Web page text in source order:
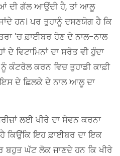
ਦੀ ਗੱਲ ਆਉਂਦੀ ਹੈ, ਤਾਂ ਆਲੂ
ਹਨ। ਪਰ ਤੁਹਾਨੂੰ ਦਸਣਯੋਗ ਹੈ ਕਿ
’ਚ ਫ਼ਾਈਬਰ ਹੋਣ ਦੇ ਨਾਲ-ਨਾਲ
ਵਿਟਾਮਿਨਾਂ ਦਾ ਸਰੋਤ ਵੀ ਹੁੰਦਾ
ਕਰਨ ਵਿਚ ਤੁਹਾਡੀ ਕਾਫ਼ੀ
ਦੇ ਛਿਲਕੇ ਦੇ ਨਾਲ ਆਲੂ ਦਾ
ਲਈ ਖੀਰੇ ਦਾ ਸੇਵਨ ਕਰਨਾ
ਕਿਉਂਕਿ ਇਹ ਫ਼ਾਈਬਰ ਦਾ ਇਕ
ਬਹੁਤ ਘੱਟ ਲੋਕ ਜਾਣਦੇ ਹਨ ਕਿ ਖੀਰੇ